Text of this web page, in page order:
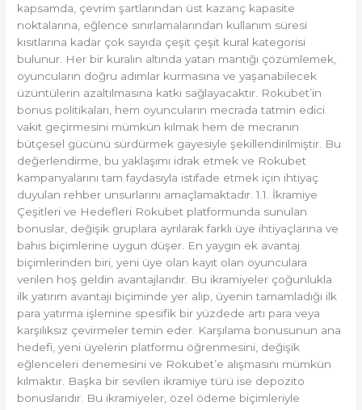
kapsamda, çevrim şartlarından üst kazanç kapasite
noktalarına, eğlence sınırlamalarından kullanım süresi
kısıtlarına kadar çok sayıda çeşit çeşit kural kategorisi
bulunur. Her bir kuralın altında yatan mantığı çözümlemek,
oyuncuların doğru adımlar kurmasına ve yaşanabilecek
üzüntülerin azaltılmasına katkı sağlayacaktır. Rokubet’in
bonus politikaları, hem oyuncuların mecrada tatmin edici
vakit geçirmesini mümkün kılmak hem de mecranın
bütçesel gücünü sürdürmek gayesiyle şekillendirilmiştir. Bu
değerlendirme, bu yaklaşımı idrak etmek ve Rokubet
kampanyalarını tam faydasıyla istifade etmek için ihtiyaç
duyulan rehber unsurlarını amaçlamaktadır. 1.1. İkramiye
Çeşitleri ve Hedefleri Rokubet platformunda sunulan
bonuslar, değişik gruplara ayrılarak farklı üye ihtiyaçlarına ve
bahis biçimlerine uygun düşer. En yaygın ek avantaj
biçimlerinden biri, yeni üye olan kayıt olan oyunculara
verilen hoş geldin avantajlarıdır. Bu ikramiyeler çoğunlukla
ilk yatırım avantajı biçiminde yer alıp, üyenin tamamladığı ilk
para yatırma işlemine spesifik bir yüzdede artı para veya
karşılıksız çevirmeler temin eder. Karşılama bonusunun ana
hedefi, yeni üyelerin platformu öğrenmesini, değişik
eğlenceleri denemesini ve Rokubet’e alışmasını mümkün
kılmaktır. Başka bir sevilen ikramiye türü ise depozito
bonuslarıdır. Bu ikramiyeler, özel ödeme biçimleriyle